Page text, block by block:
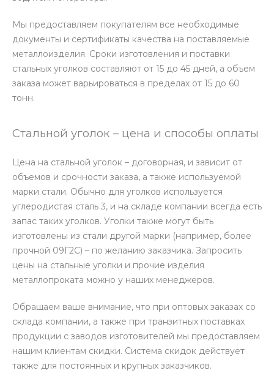
Мы предоставляем покупателям все необходимые
документы и сертификаты качества на поставляемые
металлоизделия. Сроки изготовления и поставки
стальных уголков составляют от 15 до 45 дней, а объем
заказа может варьироваться в пределах от 15 до 60
тонн.
Стальной уголок – цена и способы оплаты
Цена на стальной уголок – договорная, и зависит от
объемов и срочности заказа, а также используемой
марки стали. Обычно для уголков используется
углеродистая сталь 3, и на складе компании всегда есть
запас таких уголков. Уголки также могут быть
изготовлены из стали другой марки (например, более
прочной 09Г2С) – по желанию заказчика. Запросить
цены на стальные уголки и прочие изделия
металлопроката можно у наших менеджеров.
Обращаем ваше внимание, что при оптовых заказах со
склада компании, а также при транзитных поставках
продукции с заводов изготовителей мы предоставляем
нашим клиентам скидки. Система скидок действует
также для постоянных и крупных заказчиков.